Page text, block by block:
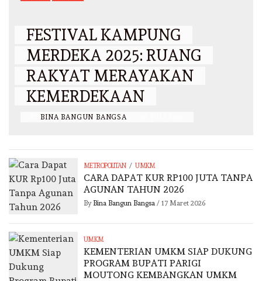
FESTIVAL KAMPUNG
MERDEKA 2025: RUANG
RAKYAT MERAYAKAN
KEMERDEKAAN
BINA BANGUN BANGSA
METROPOLITAN / UMKM
CARA DAPAT KUR RP100 JUTA TANPA
AGUNAN TAHUN 2026
By Bina Bangun Bangsa / 17 Maret 2026
UMKM
KEMENTERIAN UMKM SIAP DUKUNG
PROGRAM BUPATI PARIGI
MOUTONG KEMBANGKAN UMKM